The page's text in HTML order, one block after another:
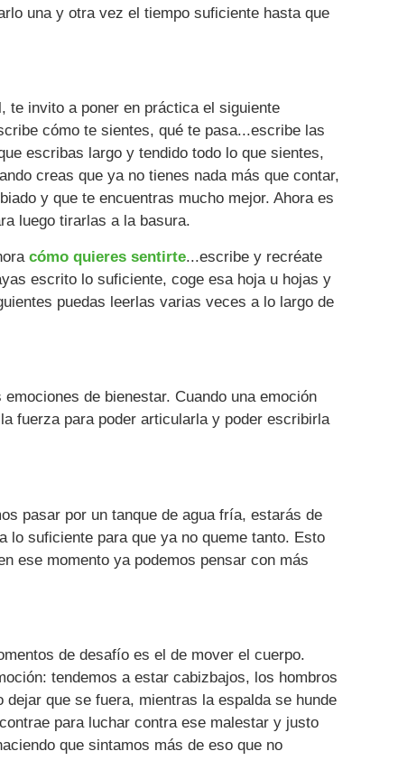
una y otra vez el tiempo suficiente hasta que
te invito a poner en práctica el siguiente
cómo te sientes, qué te pasa...escribe las
escribas largo y tendido todo lo que sientes,
creas que ya no tienes nada más que contar,
y que te encuentras mucho mejor. Ahora es
luego tirarlas a la basura.
cómo quieres sentirte...escribe y recréate
escrito lo suficiente, coge esa hoja u hojas y
puedas leerlas varias veces a lo largo de
de bienestar. Cuando una emoción
fuerza para poder articularla y poder escribirla
pasar por un tanque de agua fría, estarás de
lo suficiente para que ya no queme tanto. Esto
ese momento ya podemos pensar con más
de desafío es el de mover el cuerpo.
tendemos a estar cabizbajos, los hombros
que se fuera, mientras la espalda se hunde
para luchar contra ese malestar y justo
que sintamos más de eso que no